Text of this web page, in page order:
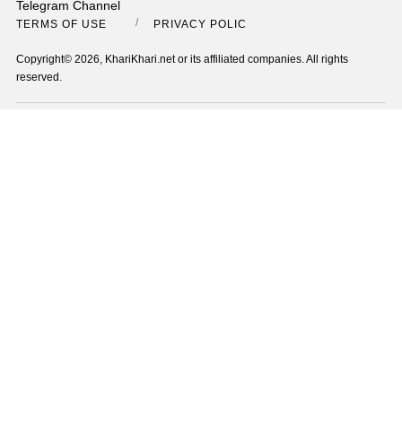
Telegram Channel
TERMS OF USE PRIVACY POLICY
Copyright© 2026, KhariKhari.net or its affiliated companies. All rights
reserved.